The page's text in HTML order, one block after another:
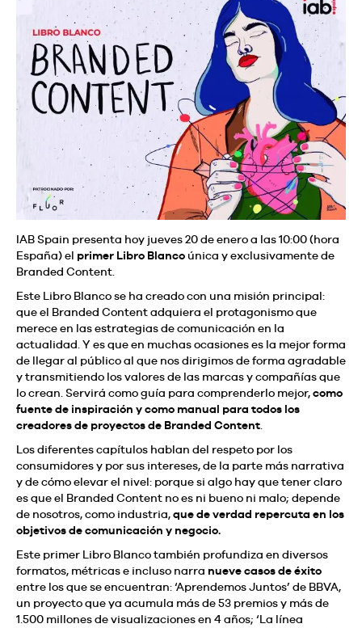
IAB Spain presenta hoy jueves 20 de enero a las 10:00 (hora
España) el primer Libro Blanco única y exclusivamente de
Branded Content.
Este Libro Blanco se ha creado con una misión principal:
que el Branded Content adquiera el protagonismo que
merece en las estrategias de comunicación en la
actualidad. Y es que en muchas ocasiones es la mejor forma
de llegar al público al que nos dirigimos de forma agradable
y transmitiendo los valores de las marcas y compañías que
lo crean. Servirá como guía para comprenderlo mejor,como
fuente de inspiración y como manual para todos los
creadores de proyectos de Branded Content
Los diferentes capítulos hablan del respeto por los
consumidores y por sus intereses, de la parte más narrativa
y de cómo elevar el nivel: porque si algo hay que tener claro
es que el Branded Content no es ni bueno ni malo; depende
de nosotros, como industria,que de verdad repercuta en los
objetivos de comunicación y negocio.
Este primer Libro Blanco también profundiza en diversos
formatos, métricas e incluso narra nueve casos de éxito
entre los que se encuentran: ‘Aprendemos Juntos’ de BBVA,
un proyecto que ya acumula más de 53 premios y más de
1.500 millones de visualizaciones en 4 años; ‘La línea